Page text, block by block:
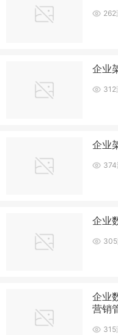
262
企业
312
企业
374
企业
企业
营销
315